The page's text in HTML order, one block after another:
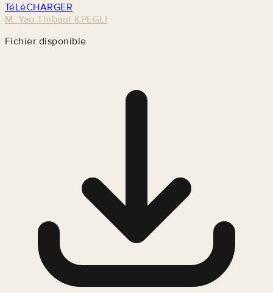
TéLéCHARGER
M. Yao Thibaut KPEGLI
Fichier disponible